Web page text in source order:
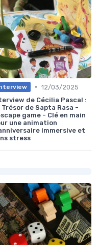
• 12/03/2025
de Cécilia Pascal :
Trésor de Sapta Rasa -
game - Clé en main
une animation
immersive et
stress